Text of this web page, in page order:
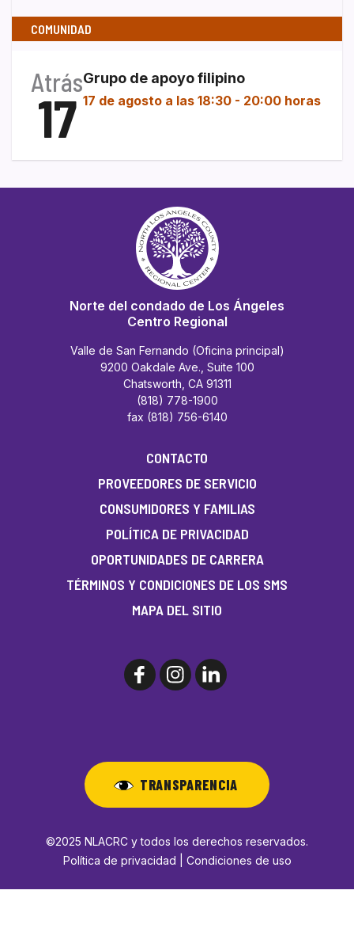
COMUNIDAD
Atrás
17
Grupo de apoyo filipino
17 de agosto a las 18:30 - 20:00 horas
Norte del condado de Los Ángeles
Centro Regional
Valle de San Fernando (Oficina principal)
9200 Oakdale Ave., Suite 100
Chatsworth, CA 91311
(818) 778-1900
fax (818) 756-6140
CONTACTO
PROVEEDORES DE SERVICIO
CONSUMIDORES Y FAMILIAS
POLÍTICA DE PRIVACIDAD
OPORTUNIDADES DE CARRERA
TÉRMINOS Y CONDICIONES DE LOS SMS
MAPA DEL SITIO
TRANSPARENCIA
©2025 NLACRC y todos los derechos reservados.
Política de privacidad | Condiciones de uso